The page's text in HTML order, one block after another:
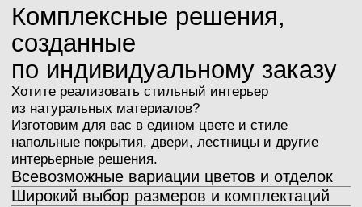
Бесплатная консультация
Доверьте отделку вашего
интерьера профессионалам
Просто оставьте свой номер телефона,
а мы поможем с выбором, с учётом ваших
пожеланий
Обсудить проект